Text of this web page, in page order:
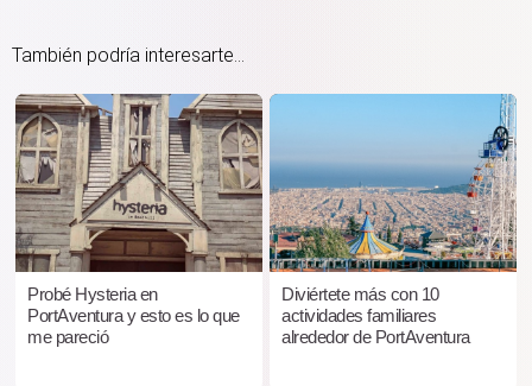
También podría interesarte...
Probé Hysteria en
PortAventura y esto es lo que
me pareció
Diviértete más con 10
actividades familiares
alrededor de PortAventura